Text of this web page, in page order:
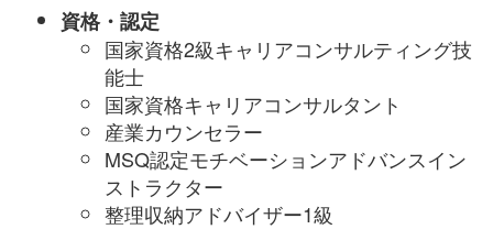
資格・認定
国家資格2級キャリアコンサルティング技
能士
国家資格キャリアコンサルタント
産業カウンセラー
MSQ認定モチベーションアドバンスイン
ストラクター
整理収納アドバイザー1級